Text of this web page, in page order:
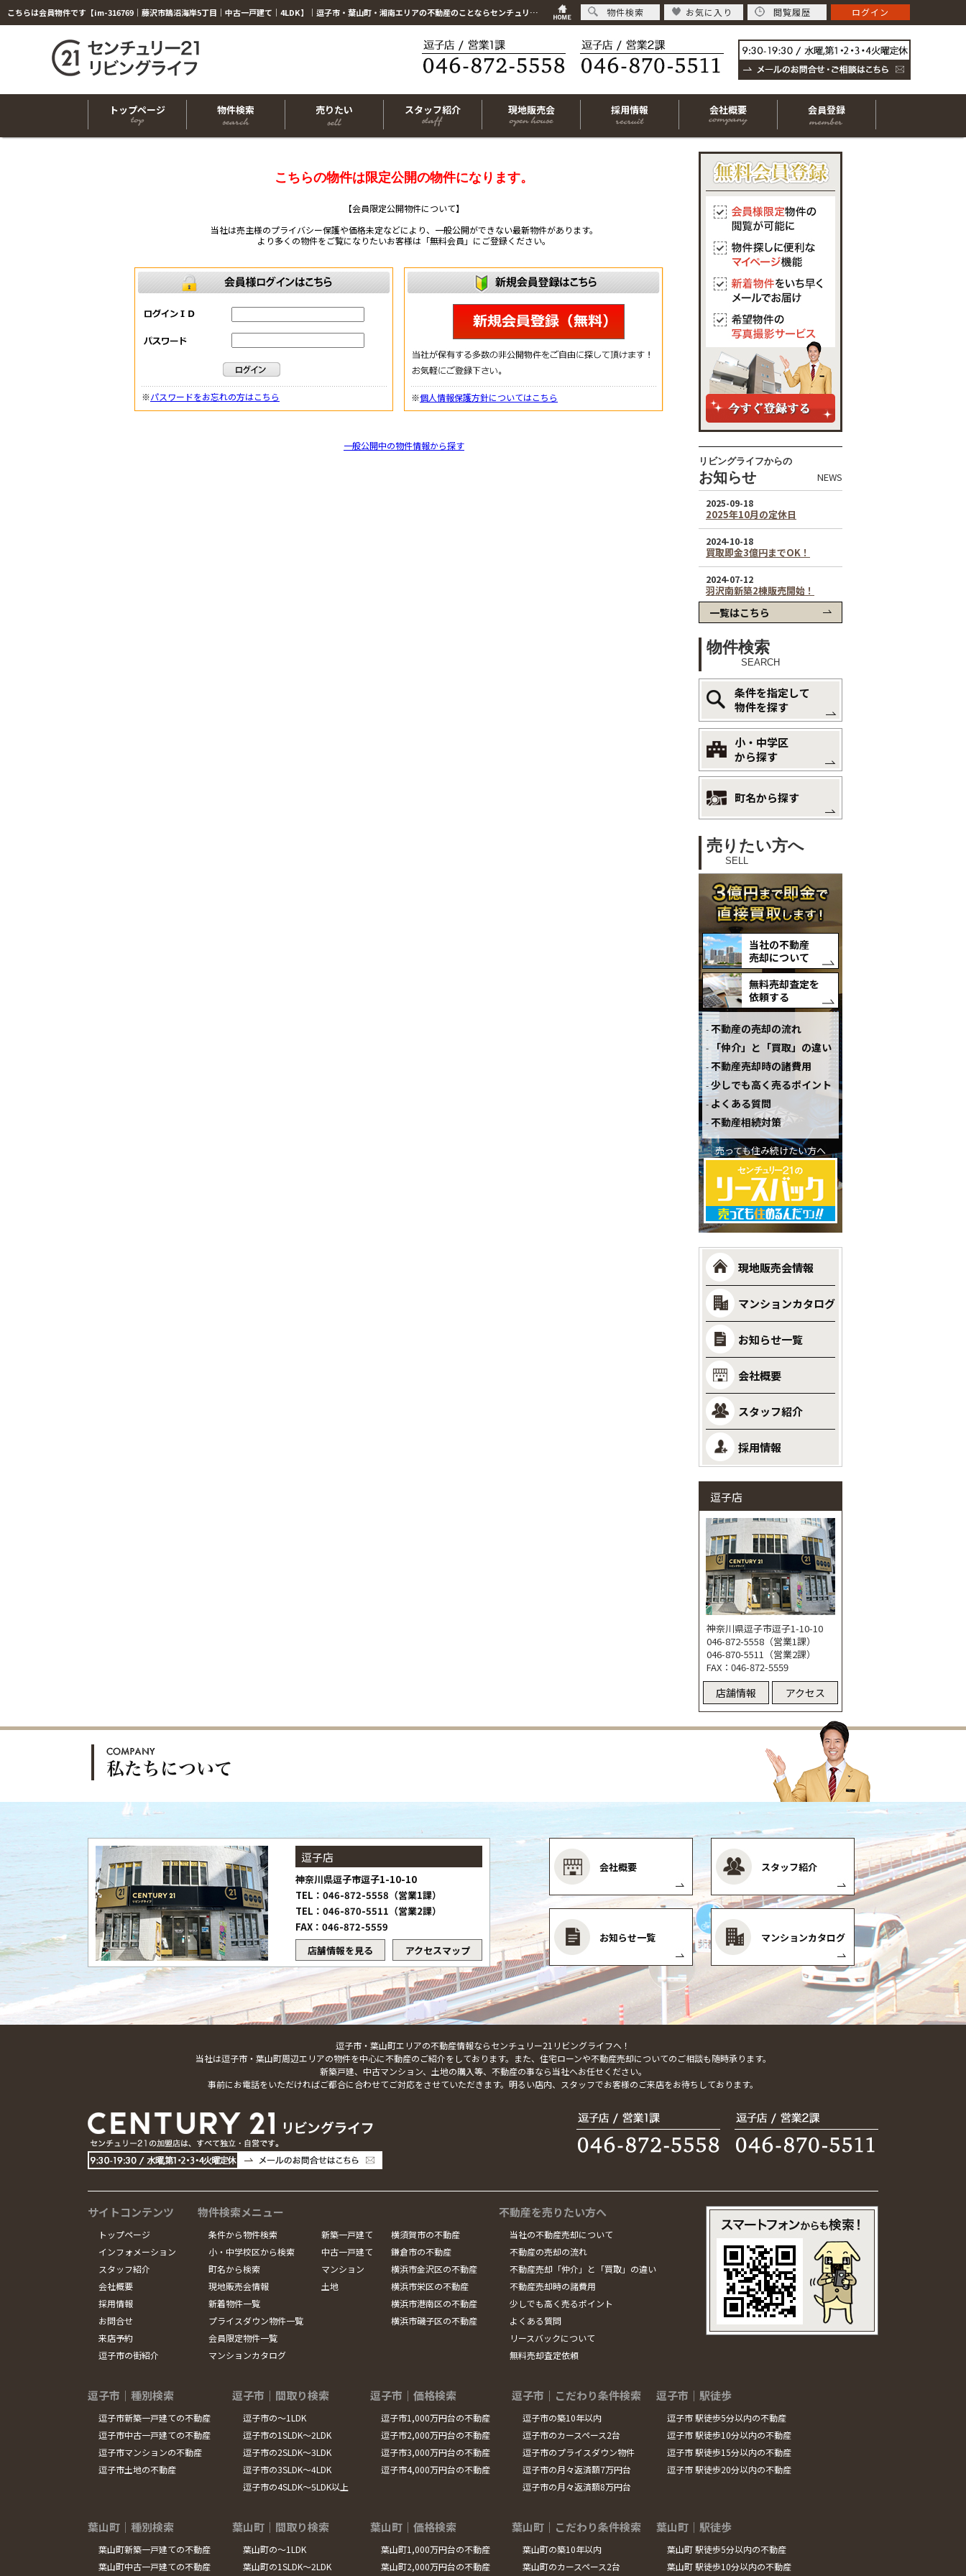
こちらは会員物件です【im-316769｜藤沢市鵠沼海岸5丁目｜中古一戸建て｜4LDK】｜逗子市・葉山町・湘南エリアの不動産のことならセンチュリー21リビングライフにお任せください！
トップページ 物件検索 売りたい スタッフ紹介 現地販売会 採用情報 会社概要 会員登録
こちらの物件は限定公開の物件になります。
【会員限定公開物件について】
当社は売主様のプライバシー保護や価格未定などにより、一般公開ができない最新物件があります。
より多くの物件をご覧になりたいお客様は「無料会員」にご登録ください。
※パスワードをお忘れの方はこちら ※個人情報保護方針についてはこちら
一般公開中の物件情報から探す
リビングライフからの
お知らせ NEWS
一覧はこちら
物件検索
SEARCH
条件を指定して
物件を探す
小・中学区
から探す
町名から探す
売りたい方へ
SELL
当社の不動産
売却について
無料売却査定を
依頼する
不動産の売却の流れ
「仲介」と「買取」の違い
不動産売却時の諸費用
少しでも高く売るポイント
よくある質問
不動産相続対策
売っても住み続けたい方へ
現地販売会情報
マンションカタログ
お知らせ一覧
会社概要
スタッフ紹介
採用情報
逗子店
神奈川県逗子市逗子1-10-10
046-872-5558（営業1課）
046-870-5511（営業2課）
FAX：046-872-5559
店舗情報 アクセス
逗子店
神奈川県逗子市逗子1-10-10
TEL：046-872-5558（営業1課）
TEL：046-870-5511（営業2課）
FAX：046-872-5559
店舗情報を見る
アクセスマップ
会社概要 スタッフ紹介
お知らせ一覧 マンションカタログ
逗子市・葉山町エリアの不動産情報ならセンチュリー21リビングライフへ！
当社は逗子市・葉山町周辺エリアの物件を中心に不動産のご紹介をしております。また、住宅ローンや不動産売却についてのご相談も随時承ります。
新築戸建、中古マンション、土地の購入等、不動産の事なら当社へお任せください。
事前にお電話をいただければご都合に合わせてご対応をさせていただきます。明るい店内、スタッフでお客様のご来店をお待ちしております。
サイトコンテンツ
トップページ
インフォメーション
スタッフ紹介
会社概要
採用情報
お問合せ
来店予約
逗子市の街紹介
物件検索メニュー
条件から物件検索
小・中学校区から検索
町名から検索
現地販売会情報
新着物件一覧
プライスダウン物件一覧
会員限定物件一覧
マンションカタログ
新築一戸建て
中古一戸建て
マンション
土地
横須賀市の不動産
鎌倉市の不動産
横浜市金沢区の不動産
横浜市栄区の不動産
横浜市港南区の不動産
横浜市磯子区の不動産
不動産を売りたい方へ
当社の不動産売却について
不動産の売却の流れ
不動産売却「仲介」と「買取」の違い
不動産売却時の諸費用
少しでも高く売るポイント
よくある質問
リースバックについて
無料売却査定依頼
逗子市｜種別検索
逗子市新築一戸建ての不動産
逗子市中古一戸建ての不動産
逗子市マンションの不動産
逗子市土地の不動産
逗子市｜間取り検索
逗子市の～1LDK
逗子市の1SLDK～2LDK
逗子市の2SLDK～3LDK
逗子市の3SLDK～4LDK
逗子市の4SLDK～5LDK以上
逗子市｜価格検索
逗子市1,000万円台の不動産
逗子市2,000万円台の不動産
逗子市3,000万円台の不動産
逗子市4,000万円台の不動産
逗子市｜こだわり条件検索
逗子市の築10年以内
逗子市のカースペース2台
逗子市のプライスダウン物件
逗子市の月々返済額7万円台
逗子市の月々返済額8万円台
逗子市｜駅徒歩
逗子市 駅徒歩5分以内の不動産
逗子市 駅徒歩10分以内の不動産
逗子市 駅徒歩15分以内の不動産
逗子市 駅徒歩20分以内の不動産
葉山町｜種別検索
葉山町新築一戸建ての不動産
葉山町中古一戸建ての不動産
葉山町｜間取り検索
葉山町の～1LDK
葉山町の1SLDK～2LDK
葉山町｜価格検索
葉山町1,000万円台の不動産
葉山町2,000万円台の不動産
葉山町｜こだわり条件検索
葉山町の築10年以内
葉山町のカースペース2台
葉山町｜駅徒歩
葉山町 駅徒歩5分以内の不動産
葉山町 駅徒歩10分以内の不動産
物件検索 お気に入り 閲覧履歴 ログイン